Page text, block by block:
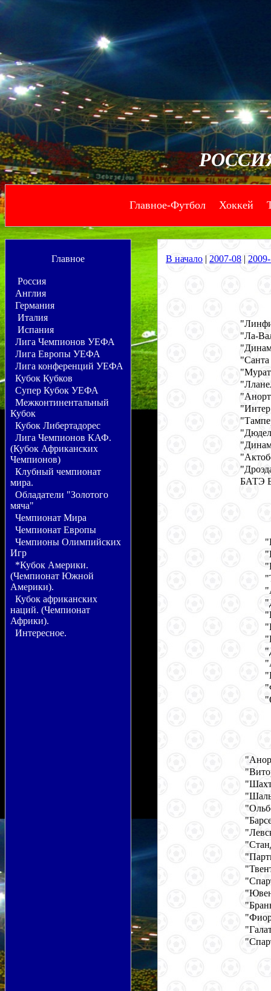
Главное-Футбол-- Хоккей
Главное
Россия
Англия
Германия
Италия
Испания
Лига Чемпионов УЕФА
Лига Европы УЕФА
Лига конференций УЕФА
Кубок Кубков
Супер Кубок УЕФА
Межконтинентальный
Кубок
Кубок Либертадорес
Лига Чемпионов КАФ.
(Кубок Африканских
Чемпионов)
Клубный чемпионат
мира.
Обладатели "Золотого
мяча"
Чемпионат Мира
Чемпионат Европы
Чемпионы Олимпийских
Игр
*Кубок Америки.
(Чемпионат Южной
Америки).
Кубок африканских
наций. (Чемпионат
Африки).
Интересное.
В начало | 2007-08 |
"Ла-
БАТЭ